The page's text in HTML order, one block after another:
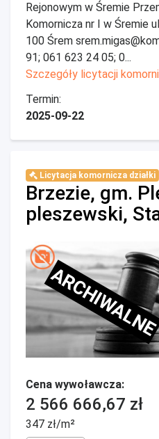
Rejonowym w Śremie
Komornicza nr I w Śremie
100 Śrem
91; 061 623 24 05; 0...
Szczegóły licytacji
Termin:
2025-09-22
Licytacja komornicza działki
Brzezie, gm.
pleszewski,
ARCHIWALNE
Cena wywoławcza:
2 566 666,67 zł
347 zł/m²